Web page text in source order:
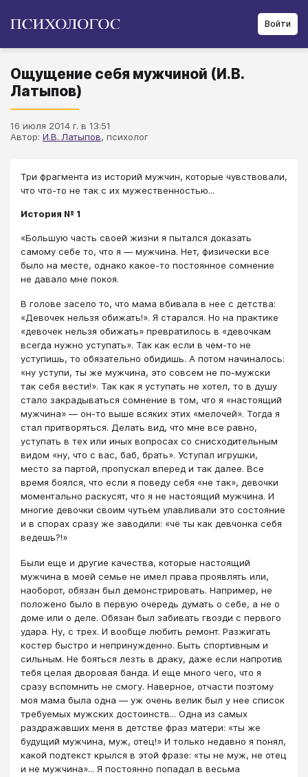
Войти
Ощущение себя мужчиной (И.В.
Латыпов)
16 июля 2014 г. в 13:51
Автор: И.В. Латыпов, психолог
Три фрагмента из историй мужчин, которые чувствовали,
что что-то не так с их мужественностью...
История № 1
«Большую часть своей жизни я пытался доказать
самому себе то, что я — мужчина. Нет, физически все
было на месте, однако какое-то постоянное сомнение
не давало мне покоя.
В голове засело то, что мама вбивала в нее с детства:
«Девочек нельзя обижать!». Я старался. Но на практике
«девочек нельзя обижать» превратилось в «девочкам
всегда нужно уступать». Так как если в чем-то не
уступишь, то обязательно обидишь. А потом начиналось:
«ну уступи, ты же мужчина, это совсем не по-мужски
так себя вести!». Так как я уступать не хотел, то в душу
стало закрадываться сомнение в том, что я «настоящий
мужчина» — он-то выше всяких этих «мелочей». Тогда я
стал притворяться. Делать вид, что мне все равно,
уступать в тех или иных вопросах со снисходительным
видом «ну, что с вас, баб, брать». Уступал игрушки,
место за партой, пропускал вперед и так далее. Все
время боялся, что если я поведу себя «не так», девочки
моментально раскусят, что я не настоящий мужчина. И
многие девочки своим чутьем улавливали это состояние
и в спорах сразу же заводили: «чё ты как девчонка себя
ведешь?!»
Были еще и другие качества, которые настоящий
мужчина в моей семье не имел права проявлять или,
наоборот, обязан был демонстрировать. Например, не
положено было в первую очередь думать о себе, а не о
доме или о деле. Обязан был забивать гвозди с первого
удара. Ну, с трех. И вообще любить ремонт. Разжигать
костер быстро и непринужденно. Быть спортивным и
сильным. Не бояться лезть в драку, даже если напротив
тебя целая дворовая банда. И еще много чего, что я
сразу вспомнить не смогу. Наверное, отчасти поэтому
моя мама была одна — уж очень велик был у нее список
требуемых мужских достоинств... Одна из самых
раздражавших меня в детстве фраз матери: «ты же
будущий мужчина, муж, отец!» И только недавно я понял,
какой подтекст крылся в этой фразе: «ты не муж, не отец
и не мужчина»... Я постоянно попадал в весьма